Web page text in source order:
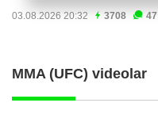
03.08.2026 20:32 3708 47
MMA (UFC) videolar